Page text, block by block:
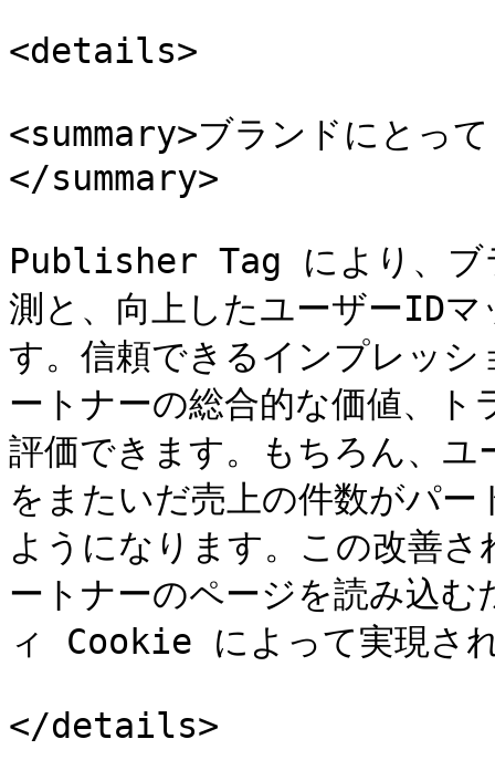
<details>
<summary>ブランドにとっ
</summary>
Publisher Tag により、ブ
測と、向上したユーザーID
す。信頼できるインプレッ
ートナーの総合的な価値、
評価できます。もちろん、
をまたいだ売上の件数がパ
ようになります。この改善
ートナーのページを読み込
ィ Cookie によって実現さ
</details>